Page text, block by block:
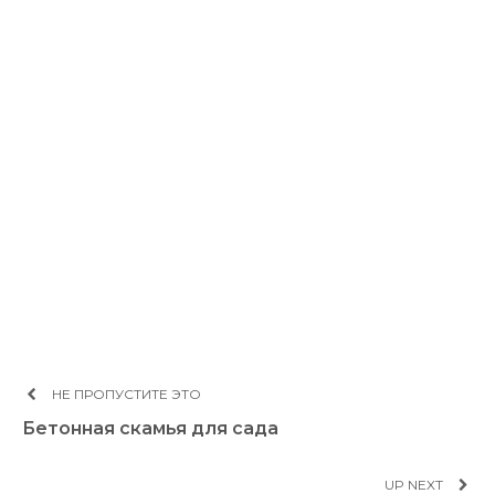
НЕ ПРОПУСТИТЕ ЭТО
Бетонная скамья для сада
UP NEXT